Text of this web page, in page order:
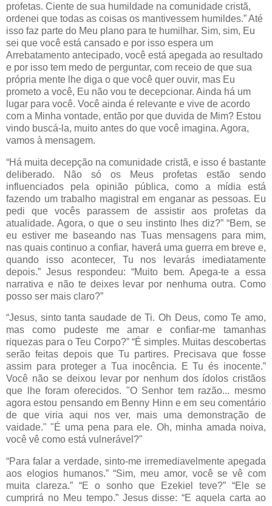
profetas. Ciente de sua humildade na comunidade cristã,
ordenei que todas as coisas os mantivessem humildes.” Até
isso faz parte do Meu plano para te humilhar. Sim, sim, Eu
sei que você está cansado e por isso espera um
Arrebatamento antecipado, você está apegada ao resultado
e por isso tem medo de perguntar, com receio de que sua
própria mente lhe diga o que você quer ouvir, mas Eu
prometo a você, Eu não vou te decepcionar. Ainda há um
lugar para você. Você ainda é relevante e vive de acordo
com a Minha vontade, então por que duvida de Mim? Estou
vindo buscá-la, muito antes do que você imagina. Agora,
vamos à mensagem.
“Há muita decepção na comunidade cristã, e isso é bastante
deliberado. Não só os Meus profetas estão sendo
influenciados pela opinião pública, como a mídia está
fazendo um trabalho magistral em enganar as pessoas. Eu
pedi que vocês parassem de assistir aos profetas da
atualidade. Agora, o que o seu instinto lhes diz?” “Bem, se
eu estiver me baseando nas Tuas mensagens para mim,
nas quais continuo a confiar, haverá uma guerra em breve e,
quando isso acontecer, Tu nos levarás imediatamente
depois.” Jesus respondeu: “Muito bem. Apega-te a essa
narrativa e não te deixes levar por nenhuma outra. Como
posso ser mais claro?”
“Jesus, sinto tanta saudade de Ti. Oh Deus, como Te amo,
mas como pudeste me amar e confiar-me tamanhas
riquezas para o Teu Corpo?” “É simples. Muitas descobertas
serão feitas depois que Tu partires. Precisava que fosse
assim para proteger a Tua inocência. E Tu és inocente.”
Você não se deixou levar por nenhum dos ídolos cristãos
que lhe foram oferecidos. "O Senhor tem razão... mesmo
agora estou pensando em Benny Hinn e em seu comentário
de que viria aqui nos ver, mais uma demonstração de
vaidade." "É uma pena para ele. Oh, minha amada noiva,
você vê como está vulnerável?"
“Para falar a verdade, sinto-me irremediavelmente apegada
aos elogios humanos.” “Sim, meu amor, você se vê com
muita clareza.” “E o sonho que Ezekiel teve?” “Ele se
cumprirá no Meu tempo.” Jesus disse: “E aquela carta ao